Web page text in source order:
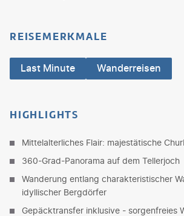
REISEMERKMALE
Last Minute Wanderreisen
HIGHLIGHTS
Mittelalterliches Flair: majestätische
360-Grad-Panorama auf dem Tellerjoch
Wanderung entlang charakteristischer
idyllischer Bergdörfer
Gepäcktransfer inklusive - sorgenfreies